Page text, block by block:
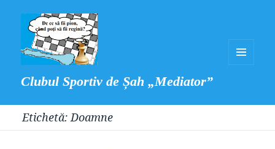
Clubul Sportiv de Șah „Mediator”
Etichetă: Doamne